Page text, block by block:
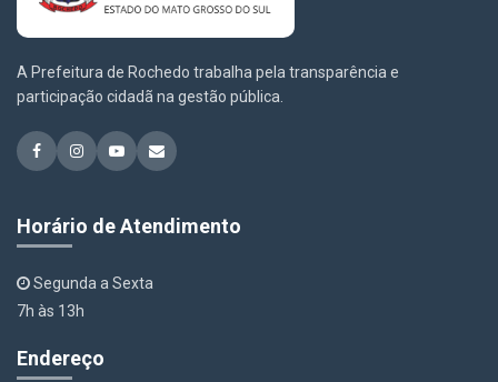
A Prefeitura de Rochedo trabalha pela transparência e
participação cidadã na gestão pública.
Horário de Atendimento
Segunda a Sexta
7h às 13h
Endereço